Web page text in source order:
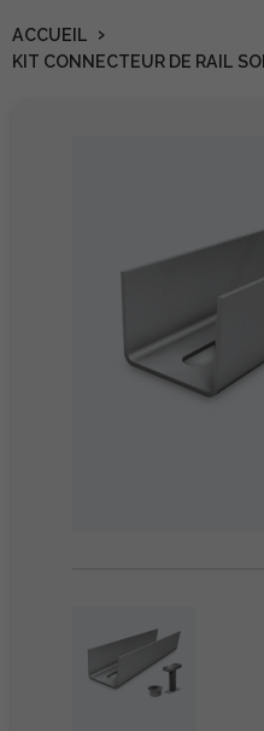
ACCUEIL ›
KIT CONNECTEUR DE RAIL